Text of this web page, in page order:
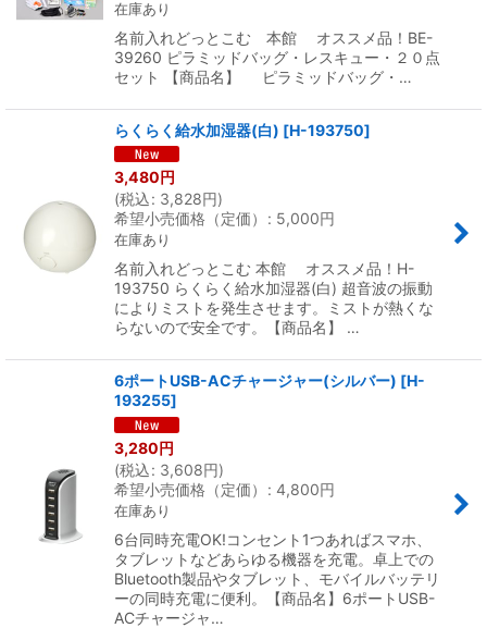
在庫あり
名前入れどっとこむ 本館 オススメ品！BE-
39260 ピラミッドバッグ・レスキュー・２０点
セット 【商品名】 ピラミッドバッグ・…
らくらく給水加湿器(白) [H-193750]
3,480円
(税込: 3,828円)
希望小売価格（定価）
: 5,000円
在庫あり
名前入れどっとこむ 本館 オススメ品！H-
193750 らくらく給水加湿器(白) 超音波の振動
によりミストを発生させます。ミストが熱くな
らないので安全です。【商品名】 …
6ポートUSB-ACチャージャー(シルバー) [H-
193255]
3,280円
(税込: 3,608円)
希望小売価格（定価）
: 4,800円
在庫あり
6台同時充電OK!コンセント1つあればスマホ、
タブレットなどあらゆる機器を充電。卓上での
Bluetooth製品やタブレット、モバイルバッテリ
ーの同時充電に便利。【商品名】6ポートUSB-
ACチャージャ…